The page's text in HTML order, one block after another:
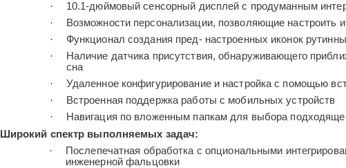
·
10.1-дюймовый сенсорный дисплей с продуманным
·
Возможности персонализации, позволяющие настроить
·
Функционал создания пред- настроенных иконок
·
Наличие датчика присутствия, обнаруживающего
сна
·
Удаленное конфигурирование и настройка с помощью
·
Встроенная поддержка работы с мобильных устройств
·
Навигация по вложенным папкам для выбора
Широкий спектр выполняемых задач:
· Послепечатная обработка с опциональными
инженерной фальцовки